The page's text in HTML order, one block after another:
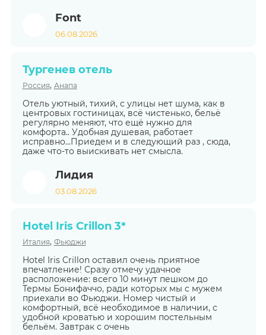
Font
06.08.2026
Тургенев отель
Россия, Анапа
Отель уютный, тихий, с улицы нет шума, как в
центровых гостиницах, всё чистенько, бельё
регулярно меняют, что ещё нужно для
комфорта.. Удобная душевая, работает
исправно...Приедем и в следующий раз , сюда,
даже что-то выискивать нет смысла.
Лидия
03.08.2026
Hotel Iris Crillon 3*
Италия, Фьюджи
Hotel Iris Crillon оставил очень приятное
впечатление! Сразу отмечу удачное
расположение: всего 10 минут пешком до
Термы Бонифаччо, ради которых мы с мужем
приехали во Фьюджи. Номер чистый и
комфортный, всё необходимое в наличии, с
удобной кроватью и хорошим постельным
бельём. Завтрак с очень